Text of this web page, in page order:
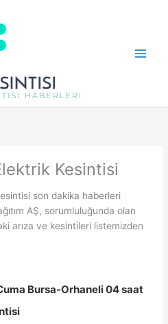
Kesintisi
son dakika haberleri
AŞ, sorumluluğunda olan
arıza ve kesintileri listemizden
Bursa-Orhaneli 04 saat